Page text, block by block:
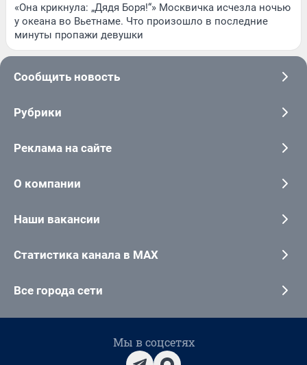
«Она крикнула: „Дядя Боря!“» Москвичка исчезла ночью
у океана во Вьетнаме. Что произошло в последние
минуты пропажи девушки
Сообщить новость
Рубрики
Реклама на сайте
О компании
Наши вакансии
Статистика канала в MAX
Все города сети
Мы в соцсетях